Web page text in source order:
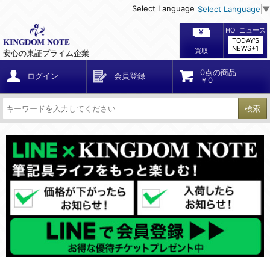
Select Language Select Language ▼
安心の東証プライム企業 買取
HOTニュース
TODAY'S
NEWS+1
ログイン 会員登録
0点の商品
￥0
検索